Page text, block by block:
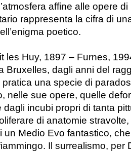
affine alle opere
rappresenta la cifra di
poetico.
les Huy, 1897 – Furnes,
Bruxelles, dagli anni del
pratica una specie di
nelle sue opere, quelle
incubi propri di tanta
di anatomie
un Medio Evo fantastico,
Il surrealismo, per